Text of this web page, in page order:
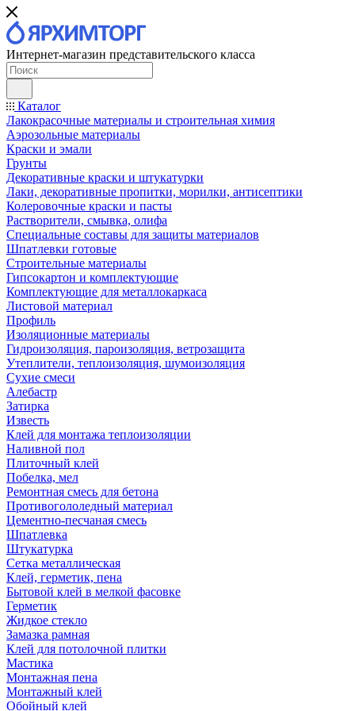
Интернет-магазин представительского класса
Каталог
Лакокрасочные материалы и строительная химия
Аэрозольные материалы
Краски и эмали
Грунты
Декоративные краски и штукатурки
Лаки, декоративные пропитки, морилки, антисептики
Колеровочные краски и пасты
Растворители, смывка, олифа
Специальные составы для защиты материалов
Шпатлевки готовые
Строительные материалы
Гипсокартон и комплектующие
Комплектующие для металлокаркаса
Листовой материал
Профиль
Изоляционные материалы
Гидроизоляция, пароизоляция, ветрозащита
Утеплители, теплоизоляция, шумоизоляция
Сухие смеси
Алебастр
Затирка
Известь
Клей для монтажа теплоизоляции
Наливной пол
Плиточный клей
Побелка, мел
Ремонтная смесь для бетона
Противогололедный материал
Цементно-песчаная смесь
Шпатлевка
Штукатурка
Сетка металлическая
Клей, герметик, пена
Бытовой клей в мелкой фасовке
Герметик
Жидкое стекло
Замазка рамная
Клей для потолочной плитки
Мастика
Монтажная пена
Монтажный клей
Обойный клей